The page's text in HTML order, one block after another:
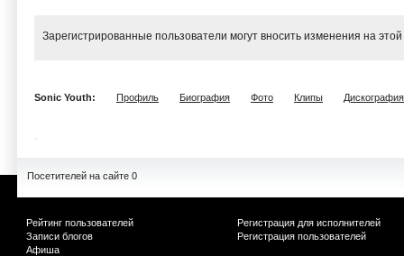
Зарегистрированные пользователи могут вносить изменения на
Sonic Youth: Профиль Биография Фото Клипы Дискография
Посетителей на сайте 0
Рейтинг пользователей
Записи блогов
Афиша
Регистрация для исполнителей
Регистрация пользователей